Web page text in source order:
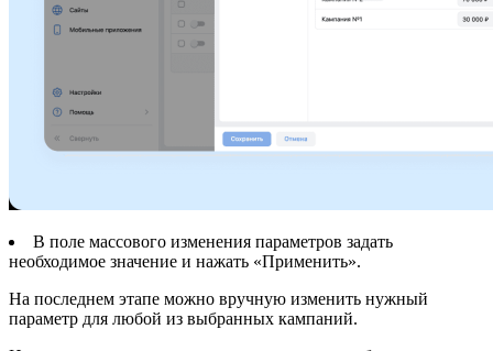
В поле массового изменения параметров задать
необходимое значение и нажать «Применить».
На последнем этапе можно вручную изменить нужный
параметр для любой из выбранных кампаний.